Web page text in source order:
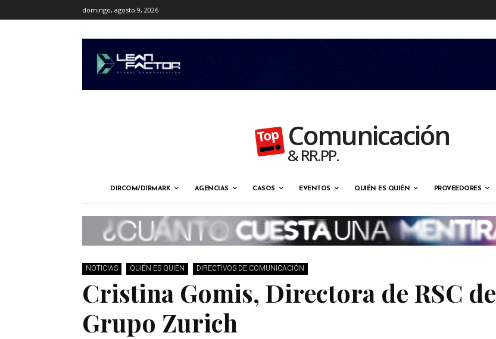
domingo, agosto 9, 2026
Comunicación
& RR.PP.
DIRCOM/DIRMARK AGENCIAS CASOS EVENTOS QUIÉN ES QUIÉN PROVEEDORES
NOTICIAS QUIÉN ES QUIÉN DIRECTIVOS DE COMUNICACIÓN
Cristina Gomis, Directora de RSC de
Grupo Zurich